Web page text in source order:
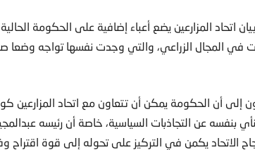
اتحاد المزارعين يضع أعباء إضافية على الحكومة
في المجال الزراعي، والتي وجدت نفسها تواجه وضعا
إلى أن الحكومة يمكن أن تتعاون مع اتحاد المزارعين
بنفسه عن التجاذبات السياسية، خاصة أن رئيسه
الاتحاد يكمن في التركيز على تحوله إلى قوة اقتراح